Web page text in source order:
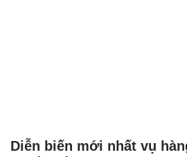
Diễn biến mới nhất vụ